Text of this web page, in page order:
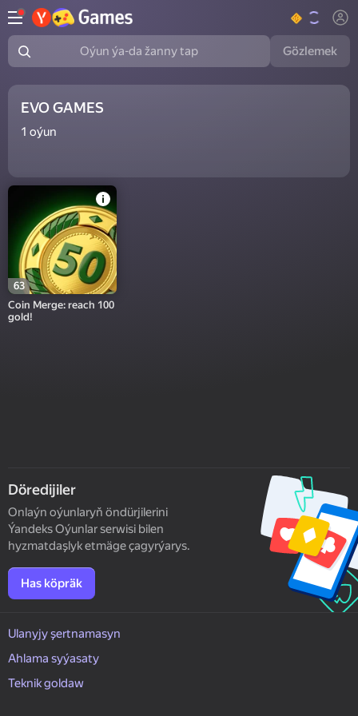
Oýun ýa-da žanny tap Gözlemek
EVO GAMES
1 oýun
63
Coin Merge: reach 100
gold!
Döredijiler
Onlaýn oýunlaryň öndürjilerini
Ýandeks Oýunlar serwisi bilen
hyzmatdaşlyk etmäge çagyrýarys.
Has köpräk
Ulanyjy şertnamasyn
Ahlama syýasaty
Teknik goldaw